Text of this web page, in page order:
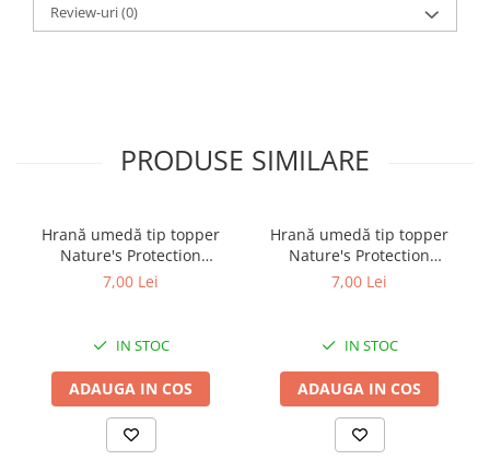
• Material: Latex, Umplutură din Bumbac
• Dimensiune: 21 cm
Review-uri(0)
PRODUSE SIMILARE
Hrană umedă tip topper
Nature's Protection
Superior Care cu Ton și
eliminarea petelor din jurul
7,00 Lei
IN STOC
ADAUGA IN COS
Hrană umedă tip topper
Nature's Protection
Superior Care cu Ton și
eliminarea petelor din jurul
7,00 Lei
IN STOC
ADAUGA IN COS